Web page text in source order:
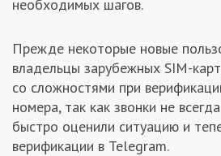
необходимых шагов.
Прежде некоторые новые
владельцы зарубежных SIM-
со сложностями при
номера, так как звонки не
быстро оценили ситуацию и
верификации в Telegram.